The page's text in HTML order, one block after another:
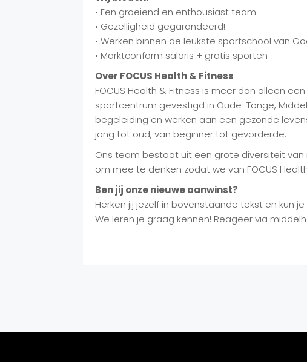
• Een groeiend en enthousiast team
• Gezelligheid gegarandeerd!
• Werken binnen de leukste sportschool van
• Marktconform salaris + gratis sporten
Over FOCUS Health & Fitness
FOCUS Health & Fitness is meer dan alleen
sportcentrum gevestigd in Oude-Tonge,
begeleiding en werken aan een gezonde
jong tot oud, van beginner tot gevorderde.
Ons team bestaat uit een grote diversiteit
om mee te denken zodat we van FOCUS
Ben jij onze nieuwe aanwinst?
Herken jij jezelf in bovenstaande tekst en kun
We leren je graag kennen! Reageer via